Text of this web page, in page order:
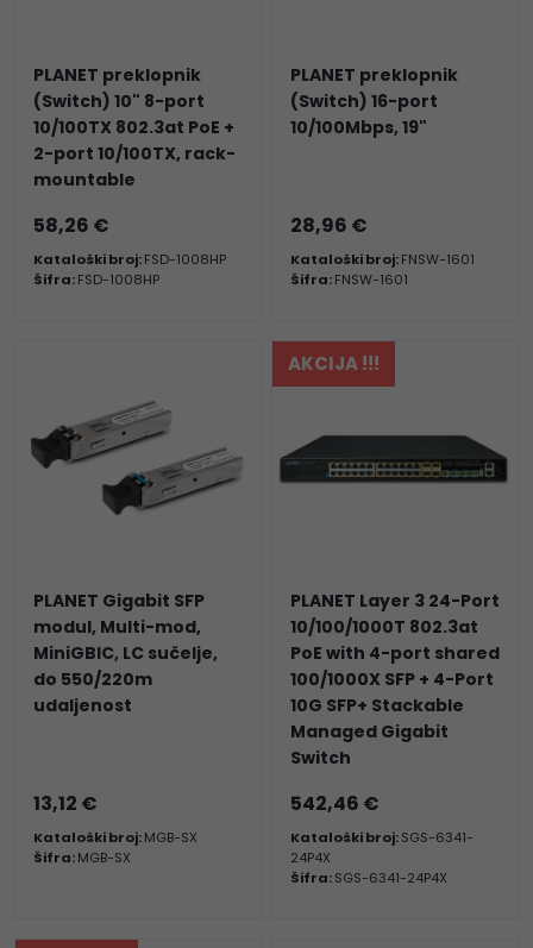
PLANET preklopnik
(Switch) 10" 8-port
10/100TX 802.3at PoE +
2-port 10/100TX, rack-
mountable
58,26 €
Kataloški broj:FSD-1008HP
Šifra:FSD-1008HP
PLANET preklopnik
(Switch) 16-port
10/100Mbps, 19"
28,96 €
Kataloški broj:FNSW-1601
Šifra:FNSW-1601
PLANET Gigabit SFP
modul, Multi-mod,
MiniGBIC, LC sučelje,
do 550/220m
udaljenost
13,12 €
Kataloški broj:MGB-SX
Šifra:MGB-SX
AKCIJA !!!
PLANET Layer 3 24-Port
10/100/1000T 802.3at
PoE with 4-port shared
100/1000X SFP + 4-Port
10G SFP+ Stackable
Managed Gigabit
Switch
542,46 €
Kataloški broj:SGS-6341-
24P4X
Šifra:SGS-6341-24P4X